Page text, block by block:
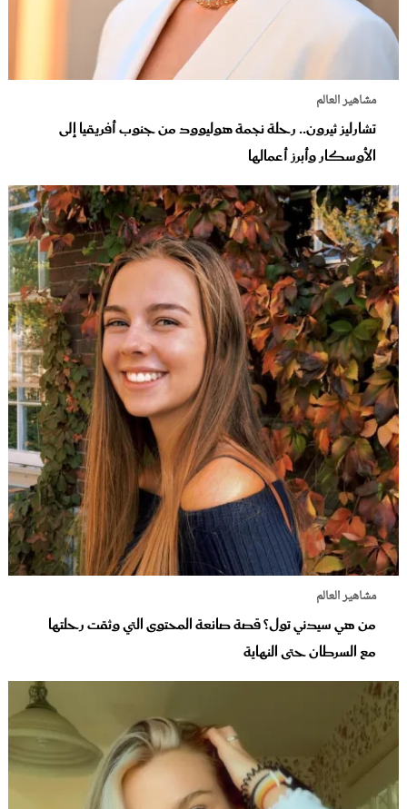
مشاهير العالم
تشارليز ثيرون.. رحلة نجمة هوليوود من جنوب أفريقيا إلى
الأوسكار وأبرز أعمالها
مشاهير العالم
من هي سيدني تول؟ قصة صانعة المحتوى التي وثقت رحلتها
مع السرطان حتى النهاية